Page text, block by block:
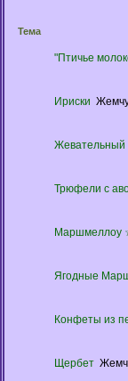
Тема
"Птичье
Ириски
Жевательный
Трюфели с
Маршмеллоу
Ягодные
Конфеты из
Щербет